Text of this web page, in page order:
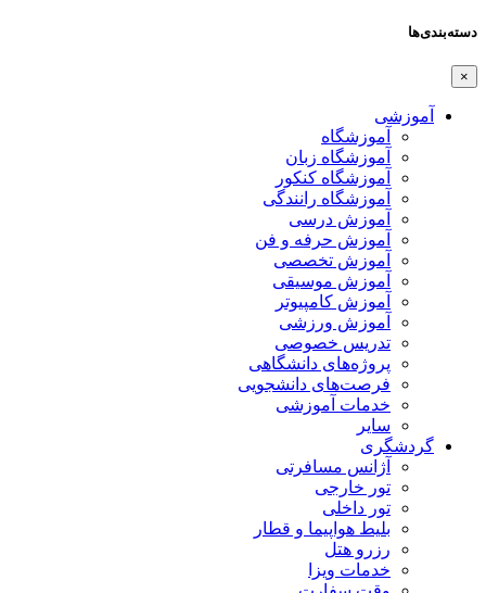
دسته‌بندی‌ها
×
آموزشی
آموزشگاه
آموزشگاه زبان
آموزشگاه کنکور
آموزشگاه رانندگی
آموزش درسی
آموزش حرفه و فن
آموزش تخصصی
آموزش موسیقی
آموزش کامپیوتر
آموزش ورزشی
تدریس خصوصی
پروژه‌های دانشگاهی
فرصت‌های دانشجویی
خدمات آموزشی
سایر
گردشگری
آژانس مسافرتی
تور خارجی
تور داخلی
بلیط هواپیما و قطار
رزرو هتل
خدمات ویزا